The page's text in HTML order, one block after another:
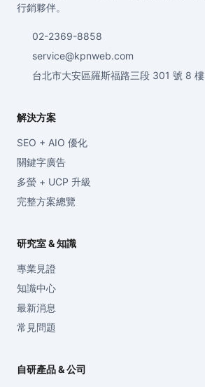
行銷夥伴。
02-2369-8858
service@kpnweb.com
台北市大安區羅斯福路三段 301 號 8 樓
解決方案
SEO + AIO 優化
關鍵字廣告
多螢 + UCP 升級
完整方案總覽
研究室 & 知識
專業見證
知識中心
最新消息
常見問題
自研產品 & 公司